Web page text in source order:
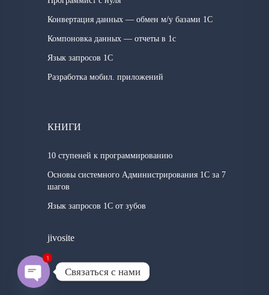
Конвертация данных — обмен м/у базами 1С
Компоновка данных — отчеты в 1с
Язык запросов 1C
Разработка мобил. приложений
КНИГИ
10 ступеней к программированию
Основы системного Администрирования 1С за 7
шагов
Язык запросов 1С от зубов
jivosite
Связаться с нами
1